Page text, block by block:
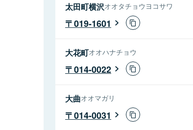
太田町横沢オオタチョウヨコサワ
019-1601
大花町オオハナチョウ
014-0022
大曲オオマガリ
014-0031